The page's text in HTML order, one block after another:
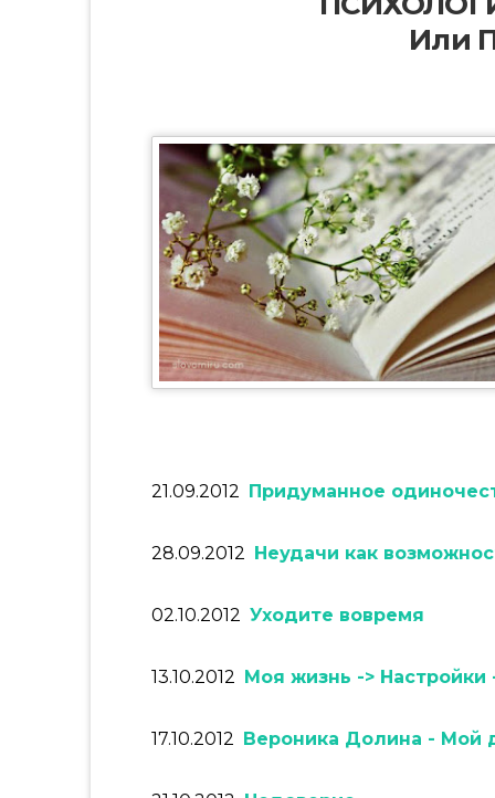
Или
21.09.2012 Придуманное
28.09.2012 Неудачи как
02.10.2012 Уходите вовремя
13.10.2012 Моя жизнь -> Настройки
17.10.2012 Вероника Долина - Мой